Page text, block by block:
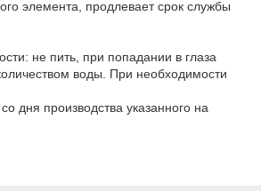
элемента, продлевает срок службы
не пить, при попадании в глаза
воды. При необходимости
дня производства указанного на